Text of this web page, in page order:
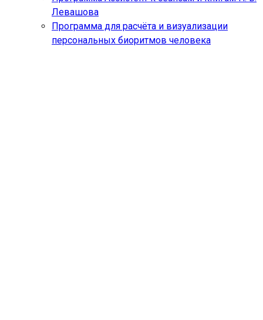
Левашова
Программа для расчёта и визуализации
персональных биоритмов человека